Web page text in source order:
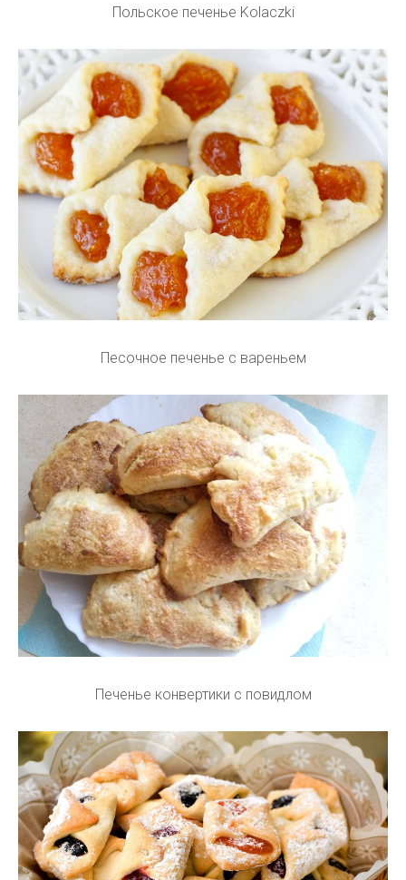
Польское печенье Kolaczki
Песочное печенье с вареньем
Печенье конвертики с повидлом